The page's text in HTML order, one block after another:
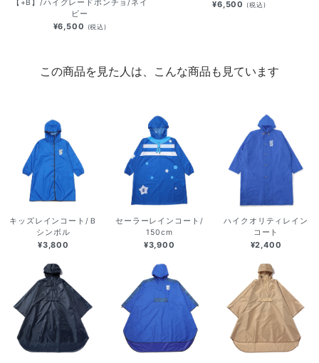
【+B】/ハイグレードポンチョ/ネイ
ビー
¥6,500 (税込)
¥6,500 (税込)
この商品を見た人は、こんな商品も見ています
キッズレインコート/Ｂ
シンボル
¥3,800
セーラーレインコート/
150cm
¥3,900
ハイクオリティレイン
コート
¥2,400